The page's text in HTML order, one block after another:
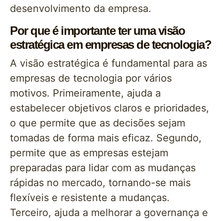
desenvolvimento da empresa.
Por que é importante ter uma visão
estratégica em empresas de tecnologia?
A visão estratégica é fundamental para as
empresas de tecnologia por vários
motivos. Primeiramente, ajuda a
estabelecer objetivos claros e prioridades,
o que permite que as decisões sejam
tomadas de forma mais eficaz. Segundo,
permite que as empresas estejam
preparadas para lidar com as mudanças
rápidas no mercado, tornando-se mais
flexíveis e resistente a mudanças.
Terceiro, ajuda a melhorar a governança e